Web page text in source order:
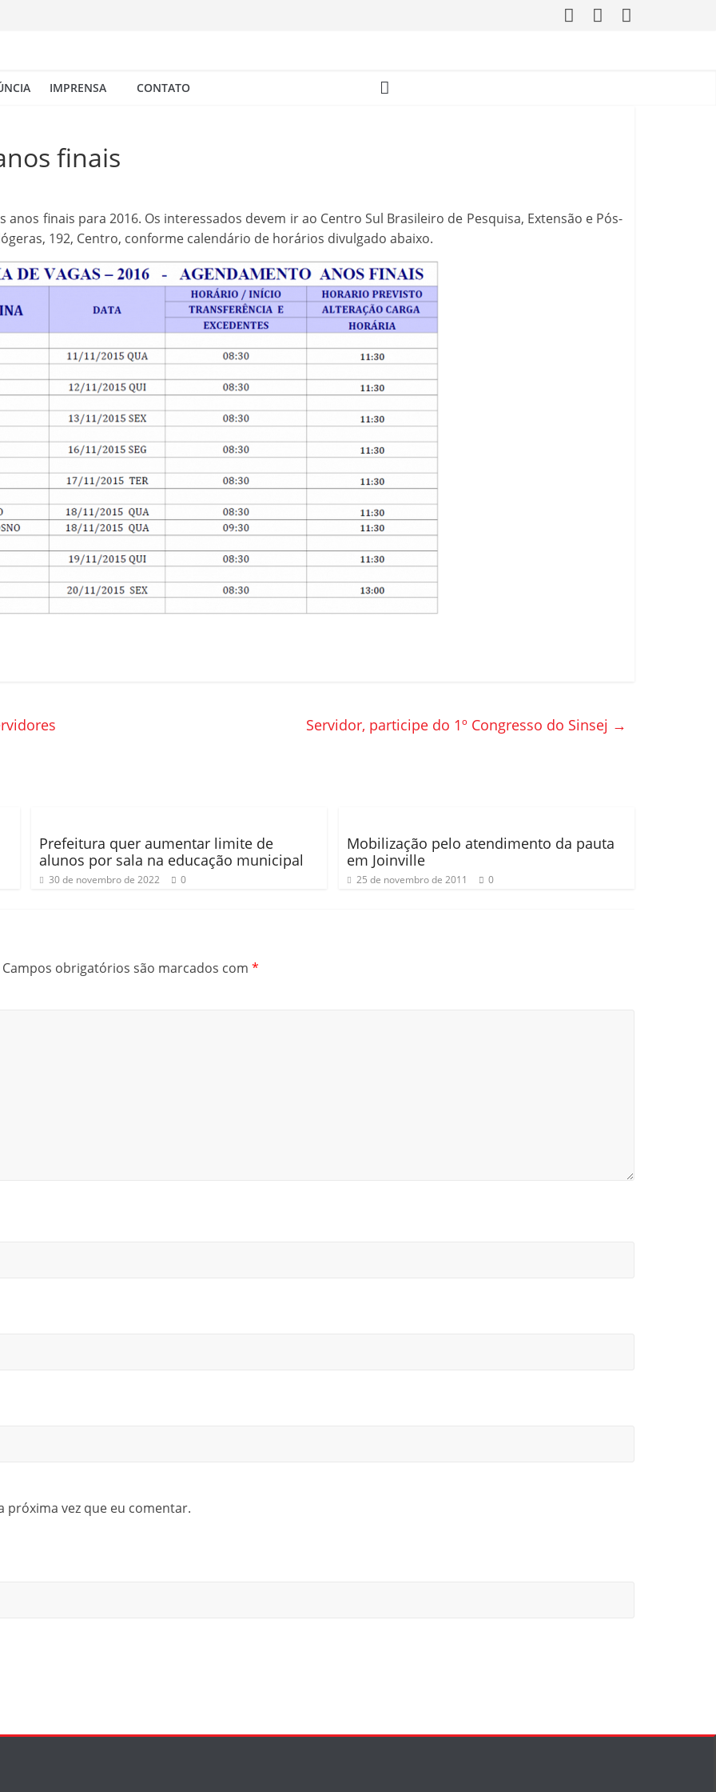
IMPRENSA CONTATO
finais
anos finais para 2016. Os interessados devem ir ao Centro Sul Brasileiro de Pesquisa, Extensão e Pós-
192, Centro, conforme calendário de horários divulgado abaixo.
Servidor, participe do 1º Congresso do Sinsej →
Prefeitura quer aumentar limite de
alunos por sala na educação municipal
30 de novembro de 2022 0
Mobilização pelo atendimento da pauta
em Joinville
25 de novembro de 2011 0
Campos obrigatórios são marcados com *
próxima vez que eu comentar.